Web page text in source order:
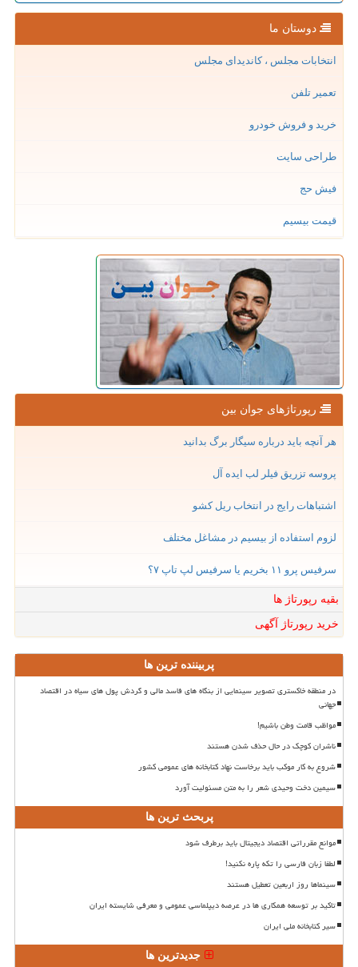
دوستان ما
انتخابات مجلس ، کاندیدای مجلس
تعمیر تلفن
خرید و فروش خودرو
طراحی سایت
فیش حج
قیمت بیسیم
رپورتاژهای جوان بین
هر آنچه باید درباره سیگار برگ بدانید
پروسه تزریق فیلر لب ایده آل
اشتباهات رایج در انتخاب ریل کشو
لزوم استفاده از بیسیم در مشاغل مختلف
سرفیس پرو ۱۱ بخریم یا سرفیس لپ تاپ ۷؟
بقیه رپورتاژ ها
خرید رپورتاژ آگهی
پربیننده ترین ها
در منطقه خاکستری تصویر سینمایی از بنگاه های فاسد مالی و گردش پول های سیاه در اقتصاد
جهانی
مواظب قامت وطن باشیم!
ناشران کوچک در حال حذف شدن هستند
شروع به کار موکب باید برخاست نهاد کتابخانه های عمومی کشور
سیمین دخت وحیدی شعر را به متن مسئولیت آورد
پربحث ترین ها
موانع مقرراتی اقتصاد دیجیتال باید برطرف شود
لطفا زبان فارسی را تکه پاره نکنید!
سینماها روز اربعین تعطیل هستند
تاکید بر توسعه همکاری ها در عرصه دیپلماسی عمومی و معرفی شایسته ایران
سیر کتابخانه ملی ایران
جدیدترین ها